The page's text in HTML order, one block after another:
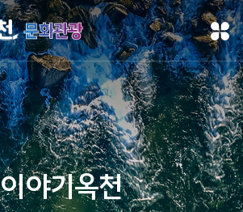
문화관광
이야기옥천